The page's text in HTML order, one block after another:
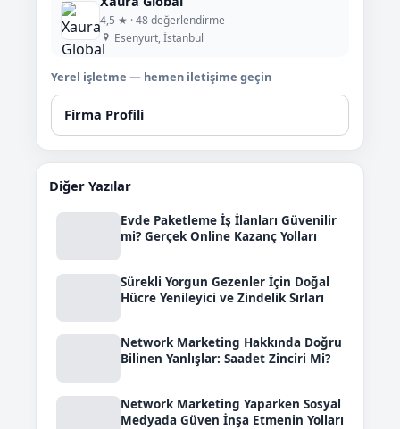
4,5 ★ · 48 değerlendirme
Esenyurt, İstanbul
Yerel işletme — hemen iletişime geçin
Firma Profili
Diğer Yazılar
Evde Paketleme İş İlanları Güvenilir
mi? Gerçek Online Kazanç Yolları
Sürekli Yorgun Gezenler İçin Doğal
Hücre Yenileyici ve Zindelik Sırları
Network Marketing Hakkında Doğru
Bilinen Yanlışlar: Saadet Zinciri Mi?
Network Marketing Yaparken Sosyal
Medyada Güven İnşa Etmenin Yolları